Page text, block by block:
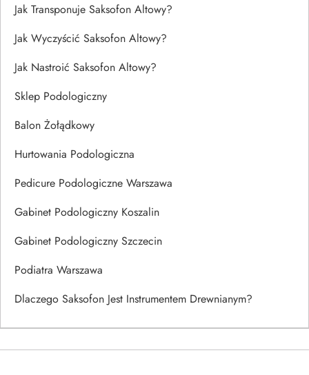
Jak Transponuje Saksofon Altowy?
Jak Wyczyścić Saksofon Altowy?
Jak Nastroić Saksofon Altowy?
Sklep Podologiczny
Balon Żołądkowy
Hurtowania Podologiczna
Pedicure Podologiczne Warszawa
Gabinet Podologiczny Koszalin
Gabinet Podologiczny Szczecin
Podiatra Warszawa
Dlaczego Saksofon Jest Instrumentem Drewnianym?